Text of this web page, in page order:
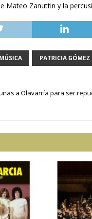
Mateo Zanuttin y la
MÚSICA PATRICIA GÓMEZ
a Olavarría para ser